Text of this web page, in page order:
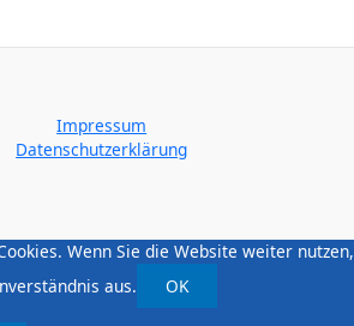
Impressum
Datenschutzerklärung
Wenn Sie die Website weiter nutzen,
aus.
OK